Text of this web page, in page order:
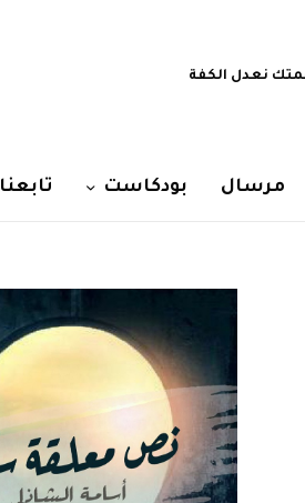
نعدل الكفة
مرسال بودكاست تابعنا